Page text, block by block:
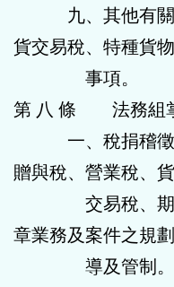
九、其他有關營
貨交易稅、特種貨
事項。
第 八 條 法務組掌
一、稅捐稽徵法
贈與稅、營業稅、
交易稅、期貨交
章業務及案件之規
導及管制。